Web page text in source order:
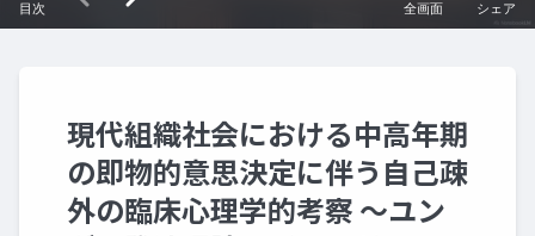
現代組織社会における中高年期
の即物的意思決定に伴う自己疎
外の臨床心理学的考察 〜ユン